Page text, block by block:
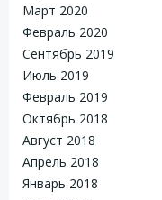
Март 2020
Февраль 2020
Сентябрь 2019
Июль 2019
Февраль 2019
Октябрь 2018
Август 2018
Апрель 2018
Январь 2018